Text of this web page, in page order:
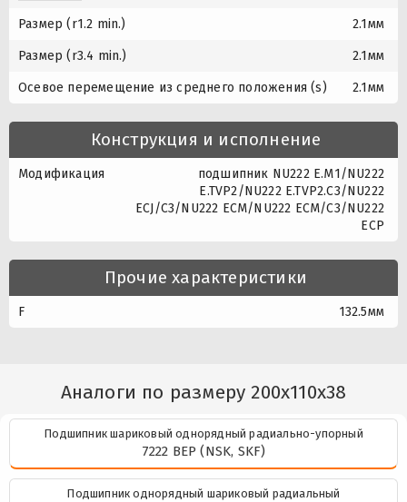
Размер (r1.2 min.) 2.1мм
Размер (r3.4 min.) 2.1мм
Осевое перемещение из среднего положения (s) 2.1мм
Конструкция и исполнение
Модификация
подшипник NU222 E.M1/NU222
E.TVP2/NU222 E.TVP2.C3/NU222
ECJ/C3/NU222 ECM/NU222 ECM/C3/NU222
ECP
Прочие характеристики
F 132.5мм
Аналоги по размеру 200x110x38
Подшипник шариковый однорядный радиально-упорный
7222 BEP (NSK, SKF)
Подшипник однорядный шариковый радиальный